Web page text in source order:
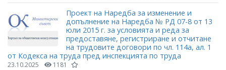
Проект на Наредба за изменение и
допълнение на Наредба № РД 07-8 от 13
юли 2015 г. за условията и реда за
предоставяне, регистриране и отчитане
на трудовите договори по чл. 114а, ал. 1
от Кодекса на труда пред инспекцията по труда
23.10.2025 1181